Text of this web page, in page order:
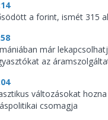
a forint, ismét 315
már
az
változásokat
csomagja